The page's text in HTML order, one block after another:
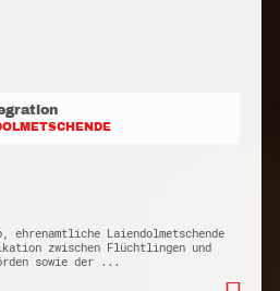
Laiendolmetschende
zwischen Flüchtlingen und
sowie der ...